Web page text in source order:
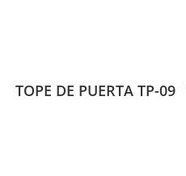
TOPE DE PUERTA TP-09